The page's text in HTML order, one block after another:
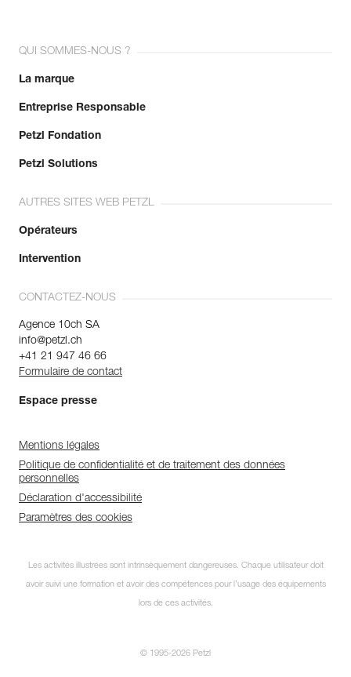
QUI SOMMES-NOUS ?
La marque
Entreprise Responsable
Petzl Fondation
Petzl Solutions
AUTRES SITES WEB PETZL
Opérateurs
Intervention
CONTACTEZ-NOUS
Agence 10ch SA
info@petzl.ch
+41 21 947 46 66
Formulaire de contact
Espace presse
Mentions légales
Politique de confidentialité et de traitement des données
personnelles
Déclaration d'accessibilité
Paramètres des cookies
Les activités illustrées sont intrinsèquement dangereuses. Chaque utilisateur doit
avoir suivi une formation et avoir des compétences pour l’usage des équipements
lors de ces activités.
© 1995-2026 Petzl